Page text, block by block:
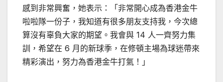
感到非常興奮，她表示：「非常開心成為香港金牛
啦啦隊一份子，我知道有很多朋友支持我，今次總
算沒有辜負大家的期望。我會與 14 人一齊努力集
訓，希望在 6 月的新球季，在修頓主場為球迷帶來
精彩演出，努力為香港金牛打氣！」